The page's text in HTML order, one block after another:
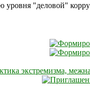
уровня "деловой"